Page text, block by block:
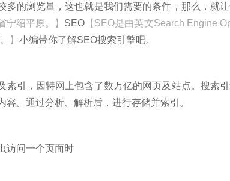
多的浏览量，这也就是我们需要的条件，那么，就
宁绍平原。】 SEO 【SEO是由英文Search Engine
】 小编带你了解SEO搜索引擎吧。
引，因特网上包含了数万亿的网页及站点。搜索引
容。通过分析、解析后，进行存储并索引。
问一个页面时